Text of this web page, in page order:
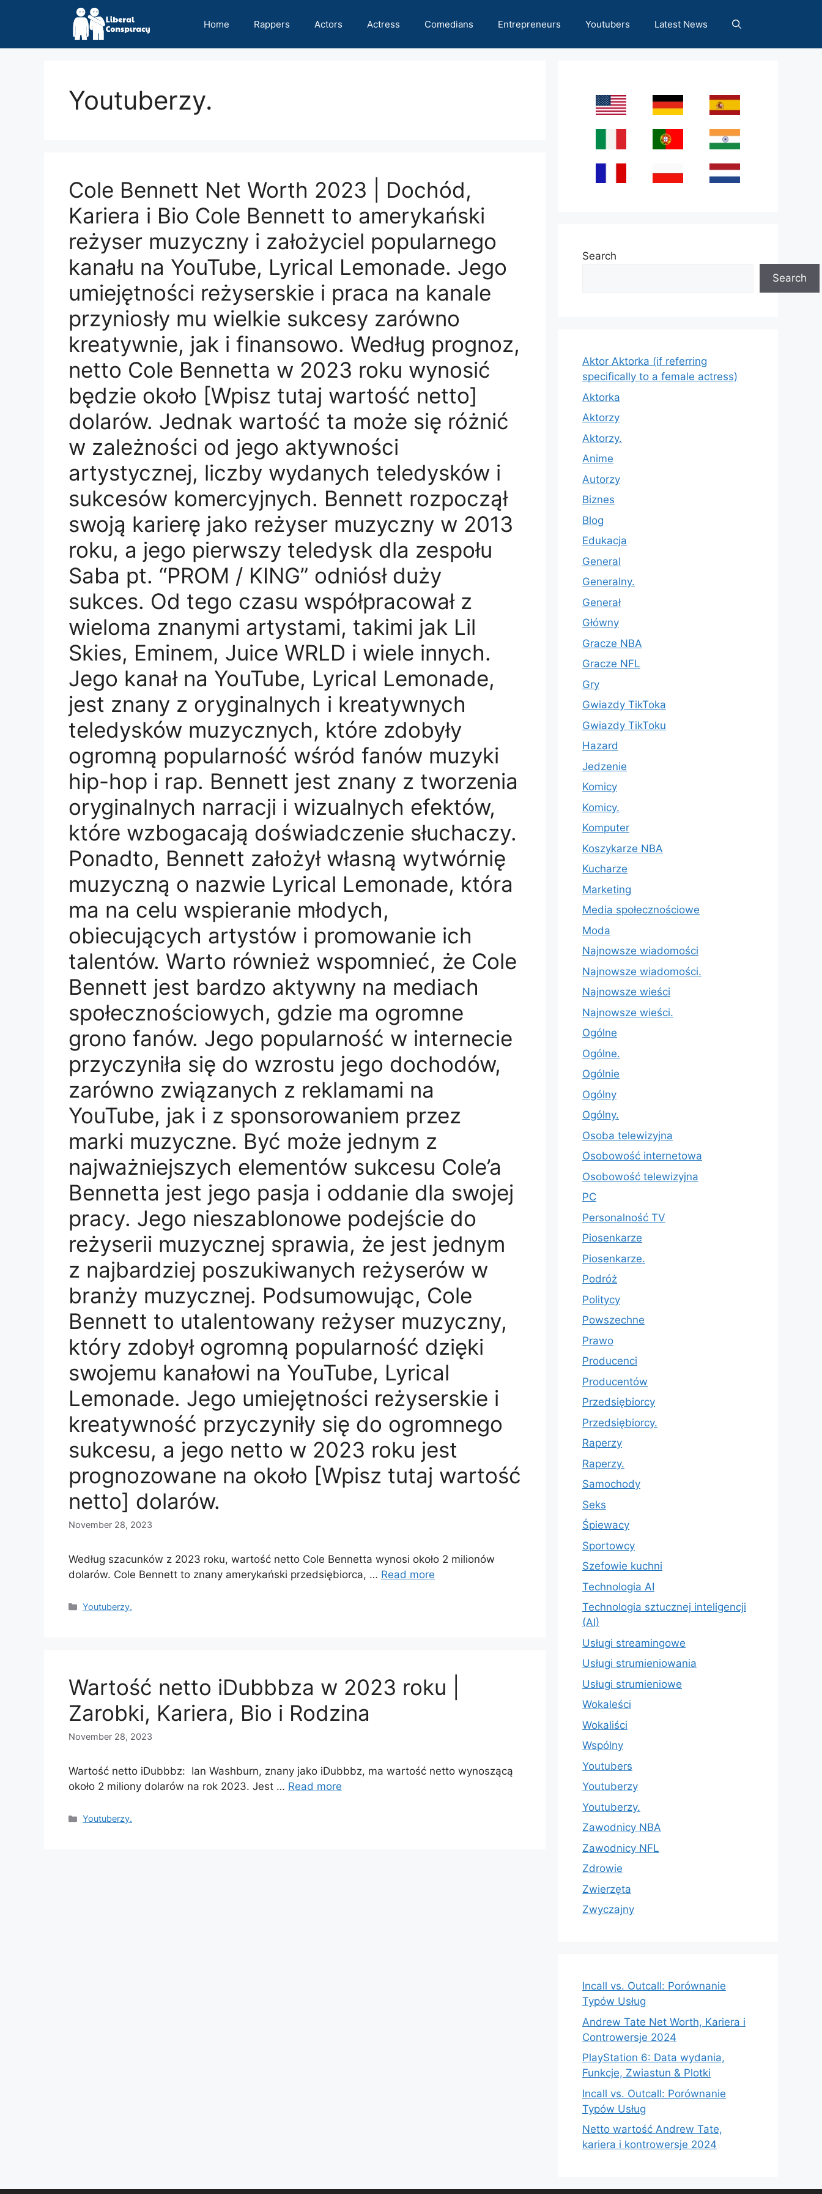
Home Rappers Actors Actress Comedians Entrepreneurs Youtubers Latest News
Youtuberzy.
Cole Bennett Net Worth 2023 | Dochód,
Kariera i Bio Cole Bennett to amerykański
reżyser muzyczny i założyciel popularnego
kanału na YouTube, Lyrical Lemonade. Jego
umiejętności reżyserskie i praca na kanale
przyniosły mu wielkie sukcesy zarówno
kreatywnie, jak i finansowo. Według prognoz,
netto Cole Bennetta w 2023 roku wynosić
będzie około [Wpisz tutaj wartość netto]
dolarów. Jednak wartość ta może się różnić
w zależności od jego aktywności
artystycznej, liczby wydanych teledysków i
sukcesów komercyjnych. Bennett rozpoczął
swoją karierę jako reżyser muzyczny w 2013
roku, a jego pierwszy teledysk dla zespołu
Saba pt. “PROM / KING” odniósł duży
sukces. Od tego czasu współpracował z
wieloma znanymi artystami, takimi jak Lil
Skies, Eminem, Juice WRLD i wiele innych.
Jego kanał na YouTube, Lyrical Lemonade,
jest znany z oryginalnych i kreatywnych
teledysków muzycznych, które zdobyły
ogromną popularność wśród fanów muzyki
hip-hop i rap. Bennett jest znany z tworzenia
oryginalnych narracji i wizualnych efektów,
które wzbogacają doświadczenie słuchaczy.
Ponadto, Bennett założył własną wytwórnię
muzyczną o nazwie Lyrical Lemonade, która
ma na celu wspieranie młodych,
obiecujących artystów i promowanie ich
talentów. Warto również wspomnieć, że Cole
Bennett jest bardzo aktywny na mediach
społecznościowych, gdzie ma ogromne
grono fanów. Jego popularność w internecie
przyczyniła się do wzrostu jego dochodów,
zarówno związanych z reklamami na
YouTube, jak i z sponsorowaniem przez
marki muzyczne. Być może jednym z
najważniejszych elementów sukcesu Cole’a
Bennetta jest jego pasja i oddanie dla swojej
pracy. Jego nieszablonowe podejście do
reżyserii muzycznej sprawia, że ​​jest jednym
z najbardziej poszukiwanych reżyserów w
branży muzycznej. Podsumowując, Cole
Bennett to utalentowany reżyser muzyczny,
który zdobył ogromną popularność dzięki
swojemu kanałowi na YouTube, Lyrical
Lemonade. Jego umiejętności reżyserskie i
kreatywność przyczyniły się do ogromnego
sukcesu, a jego netto w 2023 roku jest
prognozowane na około [Wpisz tutaj wartość
netto] dolarów.
November 28, 2023
Według szacunków z 2023 roku, wartość netto Cole Bennetta wynosi około 2 milionów
dolarów. Cole Bennett to znany amerykański przedsiębiorca, … Read more
Categories
Youtuberzy.
Wartość netto iDubbbza w 2023 roku |
Zarobki, Kariera, Bio i Rodzina
November 28, 2023
Wartość netto iDubbbz: Ian Washburn, znany jako iDubbbz, ma wartość netto wynoszącą
około 2 miliony dolarów na rok 2023. Jest … Read more
Categories
Youtuberzy.
Search
Search
Aktor Aktorka (if referring
specifically to a female actress)
Aktorka
Aktorzy
Aktorzy.
Anime
Autorzy
Biznes
Blog
Edukacja
General
Generalny.
Generał
Główny
Gracze NBA
Gracze NFL
Gry
Gwiazdy TikToka
Gwiazdy TikToku
Hazard
Jedzenie
Komicy
Komicy.
Komputer
Koszykarze NBA
Kucharze
Marketing
Media społecznościowe
Moda
Najnowsze wiadomości
Najnowsze wiadomości.
Najnowsze wieści
Najnowsze wieści.
Ogólne
Ogólne.
Ogólnie
Ogólny
Ogólny.
Osoba telewizyjna
Osobowość internetowa
Osobowość telewizyjna
PC
Personalność TV
Piosenkarze
Piosenkarze.
Podróż
Politycy
Powszechne
Prawo
Producenci
Producentów
Przedsiębiorcy
Przedsiębiorcy.
Raperzy
Raperzy.
Samochody
Seks
Śpiewacy
Sportowcy
Szefowie kuchni
Technologia AI
Technologia sztucznej inteligencji
(AI)
Usługi streamingowe
Usługi strumieniowania
Usługi strumieniowe
Wokaleści
Wokaliści
Wspólny
Youtubers
Youtuberzy
Youtuberzy.
Zawodnicy NBA
Zawodnicy NFL
Zdrowie
Zwierzęta
Zwyczajny
Incall vs. Outcall: Porównanie
Typów Usług
Andrew Tate Net Worth, Kariera i
Controwersje 2024
PlayStation 6: Data wydania,
Funkcje, Zwiastun & Plotki
Incall vs. Outcall: Porównanie
Typów Usług
Netto wartość Andrew Tate,
kariera i kontrowersje 2024